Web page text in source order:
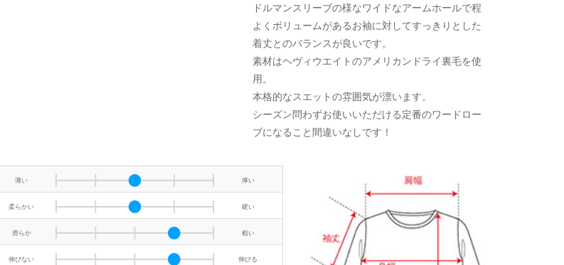
ドルマンスリーブの様なワイドなアームホールで程
よくボリュームがあるお袖に対してすっきりとした
着丈とのバランスが良いです。
素材はヘヴィウエイトのアメリカンドライ裏毛を使
用。
本格的なスエットの雰囲気が漂います。
シーズン問わずお使いいただける定番のワードロー
ブになること間違いなしです！
薄い 厚い
柔らかい 硬い
滑らか 粗い
伸びない 伸びる